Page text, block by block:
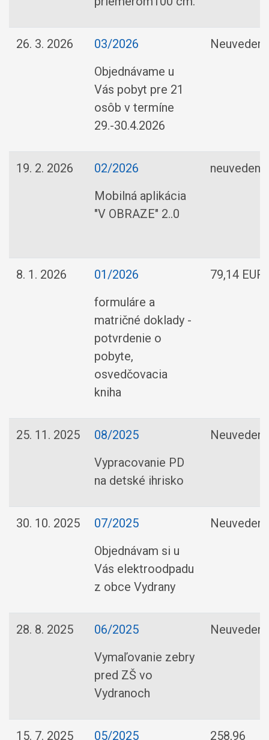
26. 3. 2026
03/2026
Objednávame u
Vás pobyt pre 21
osôb v termíne
29.-30.4.2026
19. 2. 2026
02/2026
Mobilná aplikácia
"V OBRAZE" 2..0
neuvedené
8. 1. 2026
01/2026
formuláre a
matričné doklady -
potvrdenie o
pobyte,
osvedčovacia
kniha
79,14 EUR
25. 11. 2025
08/2025
Vypracovanie PD
na detské ihrisko
30. 10. 2025
07/2025
Objednávam si u
Vás elektroodpadu
z obce Vydrany
28. 8. 2025
06/2025
Vymaľovanie zebry
pred ZŠ vo
Vydranoch
15. 7. 2025 05/2025 258,96